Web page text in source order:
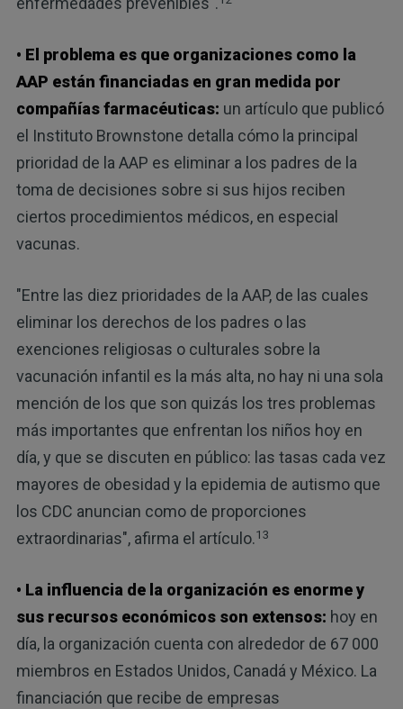
• El problema es que organizaciones como la
AAP están financiadas en gran medida por
compañías farmacéuticas: un artículo que publicó
el Instituto Brownstone detalla cómo la principal
prioridad de la AAP es eliminar a los padres de la
toma de decisiones sobre si sus hijos reciben
ciertos procedimientos médicos, en especial
vacunas.
"Entre las diez prioridades de la AAP, de las cuales
eliminar los derechos de los padres o las
exenciones religiosas o culturales sobre la
vacunación infantil es la más alta, no hay ni una sola
mención de los que son quizás los tres problemas
más importantes que enfrentan los niños hoy en
día, y que se discuten en público: las tasas cada vez
mayores de obesidad y la epidemia de autismo que
los CDC anuncian como de proporciones
extraordinarias", afirma el artículo.13
• La influencia de la organización es enorme y
sus recursos económicos son extensos: hoy en
día, la organización cuenta con alrededor de 67 000
miembros en Estados Unidos, Canadá y México. La
financiación que recibe de empresas